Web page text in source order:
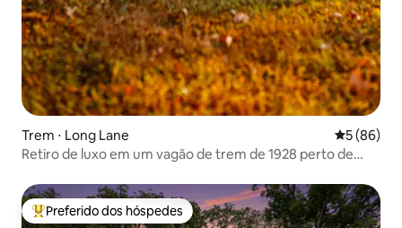
Trem ⋅ Long Lane 5 de uma
5 (86)
Retiro de luxo em um vagão de trem de 1928 perto de
Entre os melhores preferidos dos hóspedes
Preferido dos hóspedes